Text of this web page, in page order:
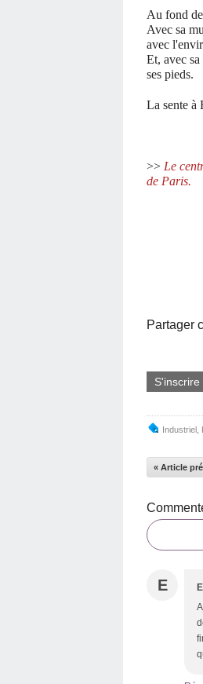
Au fond
Avec sa
avec
Et, avec
ses pieds.
La sente à
>> Le
de Paris.
Partager
Industriel
« Article
E